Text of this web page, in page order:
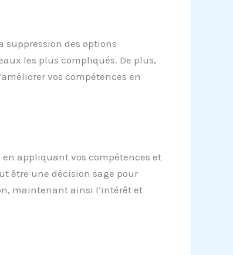
suppression des options
les plus compliqués. De plus,
vos compétences en
en appliquant vos compétences et
être une décision sage pour
maintenant ainsi l’intérêt et